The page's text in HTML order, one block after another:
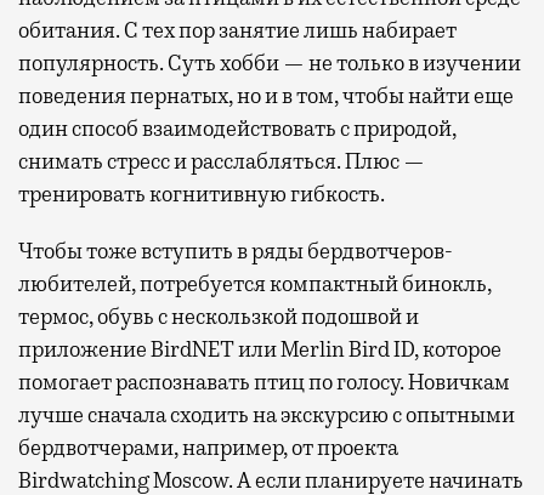
обитания. С тех пор занятие лишь набирает
популярность. Суть хобби — не только в изучении
поведения пернатых, но и в том, чтобы найти еще
один способ взаимодействовать с природой,
снимать стресс и расслабляться. Плюс —
тренировать когнитивную гибкость.
Чтобы тоже вступить в ряды бердвотчеров-
любителей, потребуется компактный бинокль,
термос, обувь с нескользкой подошвой и
приложение BirdNET или Merlin Bird ID, которое
помогает распознавать птиц по голосу. Новичкам
лучше сначала сходить на экскурсию с опытными
бердвотчерами, например, от проекта
Birdwatching Moscow. А если планируете начинать